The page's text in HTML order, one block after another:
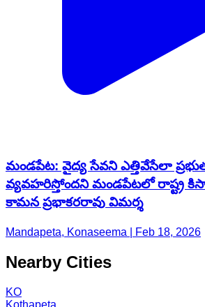
మండపేట: వైద్య సేవని ఎత్తివేసేలా
వ్యవహరిస్తోందని మండపేటలో రాష్ట్ర
కామన ప్రభాకరరావు విమర్శ
Mandapeta, Konaseema | Feb 18, 2026
Nearby Cities
KO
Kothapeta